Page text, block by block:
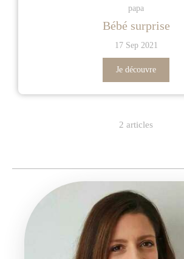
papa
Bébé surprise
17 Sep 2021
Je découvre
2 articles